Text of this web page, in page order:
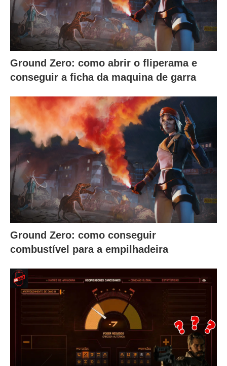
Ground Zero: como abrir o fliperama e
conseguir a ficha da maquina de garra
Ground Zero: como conseguir
combustível para a empilhadeira